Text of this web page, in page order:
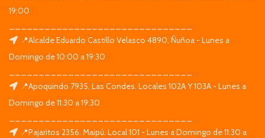
19:00
📍Alcalde Eduardo Castillo Velasco 4890, Ñuñoa - Lunes a
Domingo de 10:00 a 19:30
📍Apoquindo 7935, Las Condes. Locales 102A Y 103A - Lunes a
Domingo de 11:30 a 19:30
📍Pajaritos 2356, Maipú. Local 101 - Lunes a Domingo de 11:30 a